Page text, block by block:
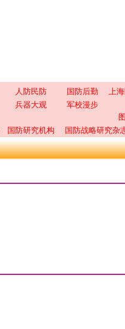
人防民防 国防后勤
上
兵器大观 军校漫步
国防研究机构 国防战略研究杂